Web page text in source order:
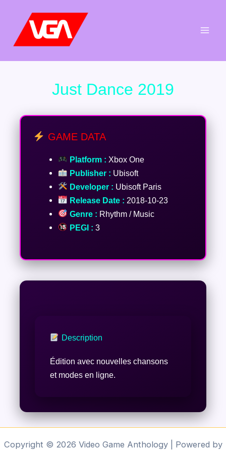
contenu
Just Dance 2019
GAME DATA
Platform : Xbox One
Publisher : Ubisoft
Developer : Ubisoft Paris
Release Date : 2018-10-23
Genre : Rhythm / Music
PEGI : 3
Description
Édition avec nouvelles chansons
et modes en ligne.
Copyright © 2026 Video Game Anthology | Powered by